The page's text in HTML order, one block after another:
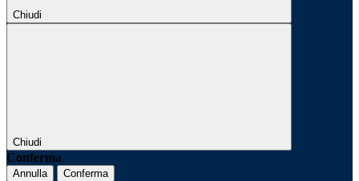
Chiudi
Chiudi
Conferma
Annulla Conferma